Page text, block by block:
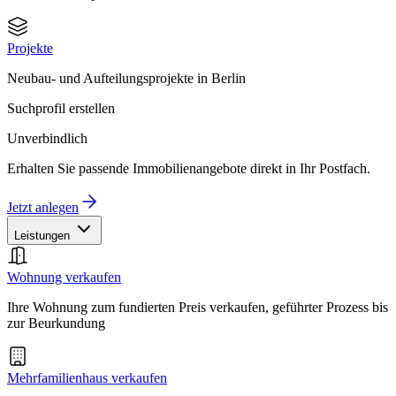
Projekte
Neubau- und Aufteilungsprojekte in Berlin
Suchprofil erstellen
Unverbindlich
Erhalten Sie passende Immobilienangebote direkt in Ihr Postfach.
Jetzt anlegen
Leistungen
Wohnung verkaufen
Ihre Wohnung zum fundierten Preis verkaufen, geführter Prozess bis
zur Beurkundung
Mehrfamilienhaus verkaufen